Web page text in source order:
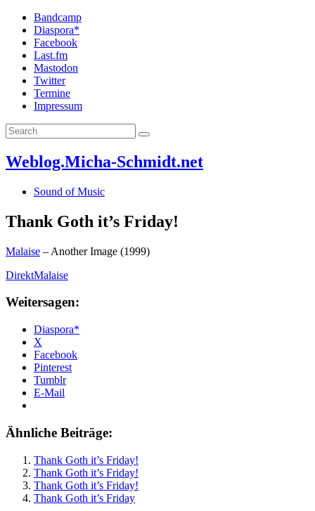
Bandcamp
Diaspora*
Facebook
Last.fm
Mastodon
Twitter
Termine
Impressum
Weblog.Micha-Schmidt.net
Sound of Music
Thank Goth it’s Friday!
Malaise – Another Image (1999)
DirektMalaise
Weitersagen:
Diaspora*
X
Facebook
Pinterest
Tumblr
E-Mail
Ähnliche Beiträge:
Thank Goth it’s Friday!
Thank Goth it’s Friday!
Thank Goth it’s Friday!
Thank Goth it’s Friday